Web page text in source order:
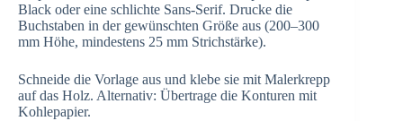
Black oder eine schlichte Sans-Serif. Drucke die
Buchstaben in der gewünschten Größe aus (200–300
mm Höhe, mindestens 25 mm Strichstärke).
Schneide die Vorlage aus und klebe sie mit Malerkrepp
auf das Holz. Alternativ: Übertrage die Konturen mit
Kohlepapier.